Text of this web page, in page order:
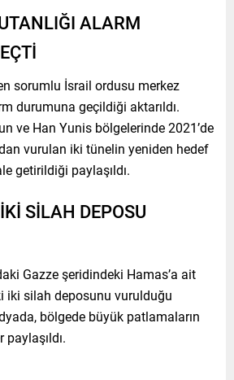
ALARM
sorumlu İsrail ordusu merkez
durumuna geçildiği aktarıldı.
ve Han Yunis bölgelerinde 2021’de
vurulan iki tünelin yeniden hedef
getirildiği paylaşıldı.
SİLAH DEPOSU
Gazze şeridindeki Hamas’a ait
iki silah deposunu vurulduğu
bölgede büyük patlamaların
paylaşıldı.